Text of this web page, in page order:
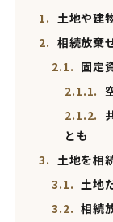
1. 土地や建
2. 相続放棄
2.1. 固定
2.1.1.
2.1.2.
とも
3. 土地を相
3.1. 土地
3.2. 相続